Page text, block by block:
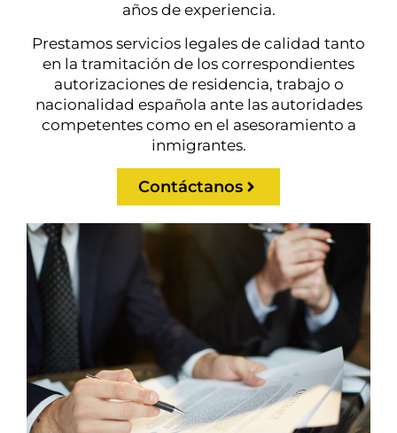
años de experiencia.
Prestamos servicios legales de calidad tanto
en la tramitación de los correspondientes
autorizaciones de residencia, trabajo o
nacionalidad española ante las autoridades
competentes como en el asesoramiento a
inmigrantes.
Contáctanos